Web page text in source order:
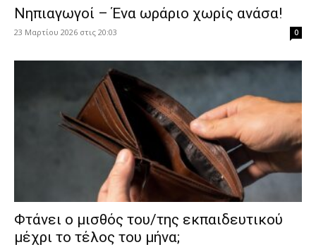
Νηπιαγωγοί – Ένα ωράριο χωρίς ανάσα!
23 Μαρτίου 2026 στις 20:03 0
Φτάνει ο μισθός του/της εκπαιδευτικού
μέχρι το τέλος του μήνα;